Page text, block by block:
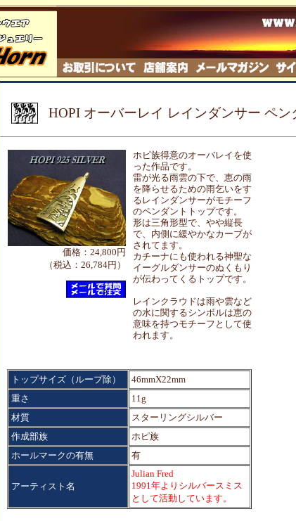
HOPI オーバーレイ レインダンサー ペン
価格：24,800円
（税込：26,784円）
ホピ族得意のオーバレイを使
った作品です。
雷が光る雨雲の下で、恵の雨
を降らせるための雨乞いをす
るレインダンサーがモチーフ
のペンダントトップです。
形は三角形型で、やや縦長
で、内側に緩やかなカーブが
されてます。
カチーナにも使われる神聖な
イーグルダンサーのぬくもり
が伝わってくるトップです。
レインクラウドは雨や雲など
の水に関するシンボルは恵の
意味を持つモチーフとして使
われます。
トップサイズ（ループ除）
46mmX22mm
重さ
11g
材質
スターリングシルバー
作成部族
ホピ族
ホールマークの有無
有
アーティスト名
Julian Fred
1991年よりシルバースミス
として活動しています。